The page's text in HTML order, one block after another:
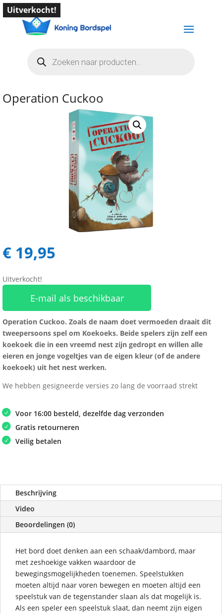
zoeken
Uitverkocht!
Operation Cuckoo
€ 19,95
Uitverkocht!
E-mail als beschikbaar
Operation Cuckoo. Zoals de naam doet vermoeden draait dit
tweepersoons spel om Koekoeks. Beide spelers zijn zelf een
koekoek die in een vreemd nest zijn gedropt en willen alle
eieren en jonge vogeltjes van de eigen kleur (of de andere
koekoek) uit het nest werken.
We hebben gesigneerde versies zo lang de voorraad strekt
Voor 16:00 besteld, dezelfde dag verzonden
Gratis retourneren
Veilig betalen
Beschrijving
Video
Beoordelingen (0)
Het bord doet denken aan een schaak/dambord, maar
met zeshoekige vakken waardoor de
bewegingsmogelijkheden toenemen. Speelstukken
moeten altijd naar voren bewegen en moeten altijd een
speelstuk van de tegenstander slaan als dat mogelijk is.
Als een speler een speelstuk slaat, dan neemt zijn eigen